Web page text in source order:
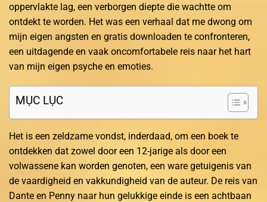
oppervlakte lag, een verborgen diepte die wachtte om
ontdekt te worden. Het was een verhaal dat me dwong om
mijn eigen angsten en gratis downloaden te confronteren,
een uitdagende en vaak oncomfortabele reis naar het hart
van mijn eigen psyche en emoties.
MỤC LỤC
Het is een zeldzame vondst, inderdaad, om een boek te
ontdekken dat zowel door een 12-jarige als door een
volwassene kan worden genoten, een ware getuigenis van
de vaardigheid en vakkundigheid van de auteur. De reis van
Dante en Penny naar hun gelukkige einde is een achtbaan